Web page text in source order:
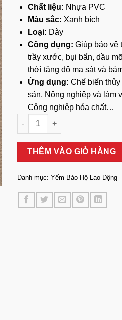
Chất liệu: Nhựa PVC
Màu sắc: Xanh bích
Loại: Dày
Công dụng: Giúp bảo vệ
trầy xước, bụi bẩn, dầu
thời tăng độ ma sát và
Ứng dụng: Chế biến thủy
sản, Nông nghiệp và làm
Công nghiệp hóa chất…
Yếm Bảo Hộ Nhựa Xanh Bích
THÊM VÀO GIỎ HÀNG
Danh mục: Yếm Bảo Hộ Lao Động